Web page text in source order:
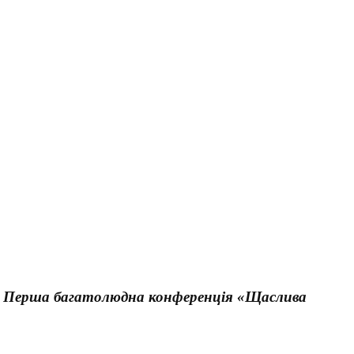
Перша багатолюдна конференція «Щаслива